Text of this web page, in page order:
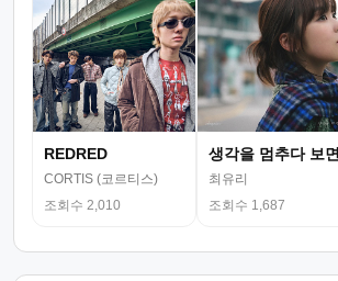
REDRED
CORTIS (코르티스)
조회수 2,010
생각을 멈추다 보면
최유리
조회수 1,687